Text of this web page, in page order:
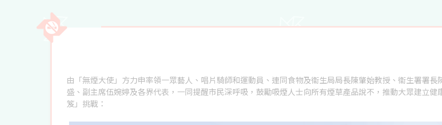
由「無煙大使」方力申率領一眾藝人、唱片騎師和運動員、連同食物及衞生局局長陳肇始教授、衞生署署
盛、副主席伍婉婷及各界代表，一同提醒市民深呼吸，鼓勵吸煙人士向所有煙草產品說不，推動大眾建立
笈」挑戰：